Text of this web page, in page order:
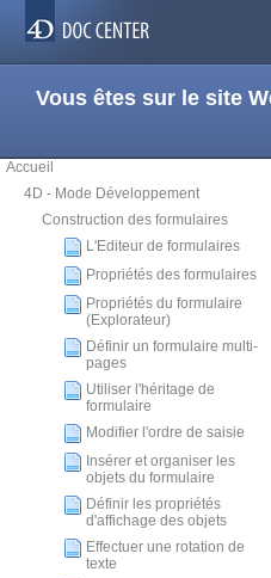
Vous êtes sur le site
Accueil
4D - Mode Développement
Construction des formulaires
L'Editeur de formulaires
Propriétés des formulaires
Propriétés du formulaire
(Explorateur)
Définir un formulaire multi-
pages
Utiliser l'héritage de
formulaire
Modifier l'ordre de saisie
Insérer et organiser les
objets du formulaire
Définir les propriétés
d'affichage des objets
Effectuer une rotation de
texte